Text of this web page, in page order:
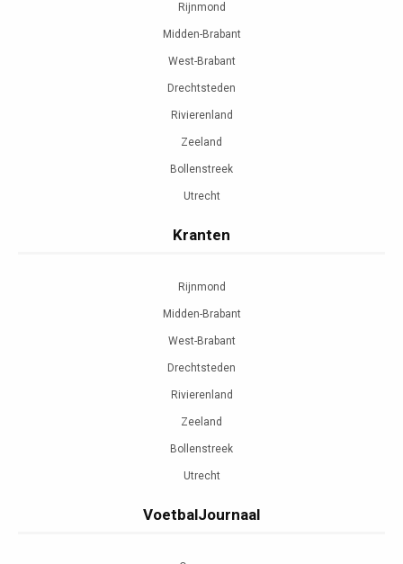
Rijnmond
Midden-Brabant
West-Brabant
Drechtsteden
Rivierenland
Zeeland
Bollenstreek
Utrecht
Kranten
Rijnmond
Midden-Brabant
West-Brabant
Drechtsteden
Rivierenland
Zeeland
Bollenstreek
Utrecht
VoetbalJournaal